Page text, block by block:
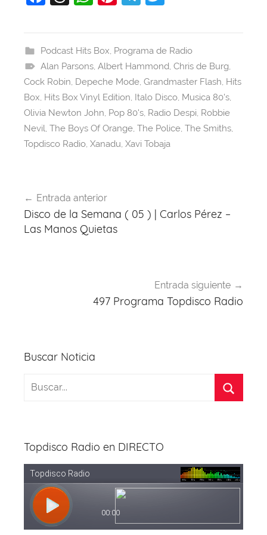
e
b
o
o
k
a
d
s
s
A
p
p
e
st
gr
a
m
er
Podcast Hits Box, Programa de Radio
Alan Parsons, Albert Hammond, Chris de Burg,
Cock Robin, Depeche Mode, Grandmaster Flash, Hits
Box, Hits Box Vinyl Edition, Italo Disco, Musica 80's,
Olivia Newton John, Pop 80's, Radio Despi, Robbie
Nevil, The Boys Of Orange, The Police, The Smiths,
Topdisco Radio, Xanadu, Xavi Tobaja
de
entradas
Entrada anterior
Disco de la Semana ( 05 ) | Carlos Pérez –
Las Manos Quietas
Entrada siguiente
497 Programa Topdisco Radio
Buscar Noticia
Topdisco Radio en DIRECTO